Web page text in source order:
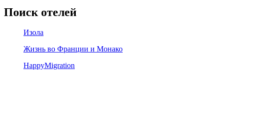
Поиск отелей
Изола
Жизнь во Франции и Монако
HappyMigration